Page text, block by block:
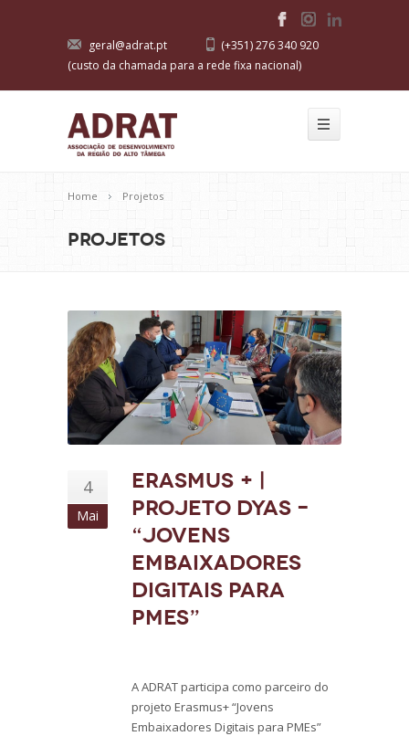
geral@adrat.pt
(+351) 276 340 920
(custo da chamada para a rede fixa nacional)
Home Projetos
Projetos
4
Mai
ERASMUS + |
Projeto DYAS –
“Jovens
Embaixadores
Digitais para
PMEs”
A ADRAT participa como parceiro do
projeto Erasmus+ “Jovens
Embaixadores Digitais para PMEs”